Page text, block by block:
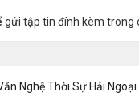
gửi tập tin đính kèm trong
Nghệ Thời Sự Hải Ngoại